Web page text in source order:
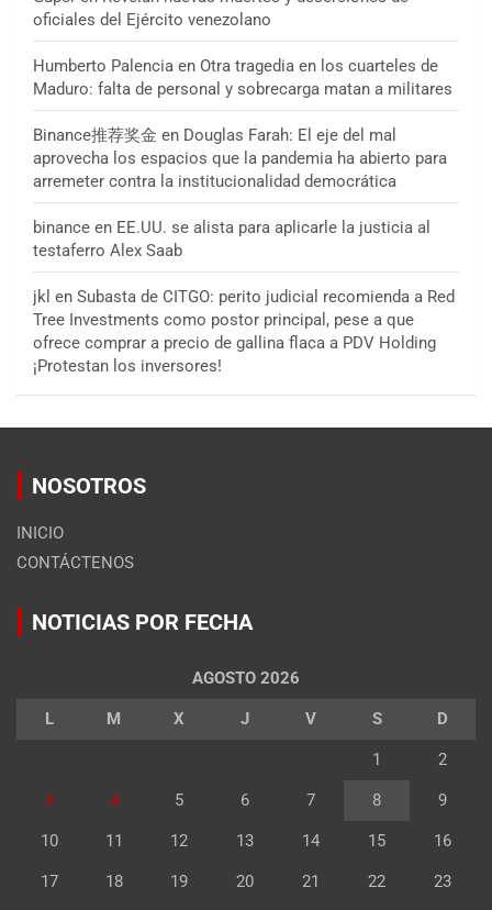
oficiales del Ejército venezolano
Humberto Palencia en Otra tragedia en los cuarteles de
Maduro: falta de personal y sobrecarga matan a militares
Binance推荐奖金 en Douglas Farah: El eje del mal
aprovecha los espacios que la pandemia ha abierto para
arremeter contra la institucionalidad democrática
binance en EE.UU. se alista para aplicarle la justicia al
testaferro Alex Saab
jkl en Subasta de CITGO: perito judicial recomienda a Red
Tree Investments como postor principal, pese a que
ofrece comprar a precio de gallina flaca a PDV Holding
¡Protestan los inversores!
NOSOTROS
INICIO
CONTÁCTENOS
NOTICIAS POR FECHA
AGOSTO 2026
L M X J V S D
1 2
3 4 5 6 7 8 9
10 11 12 13 14 15 16
17 18 19 20 21 22 23